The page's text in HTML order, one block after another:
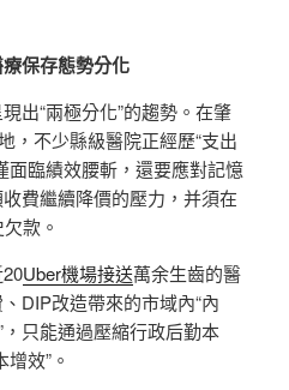
保存態勢分化
出“兩極分化”的趨勢。在肇
，不少縣級醫院正經歷“支出
面臨績效腰斬，還要應對記憶
費繼續降價的壓力，并須在
款。
Uber機場接送萬余生齒的醫
DIP改造帶來的市域內“內
，只能通過壓縮行政后勤本
效”。